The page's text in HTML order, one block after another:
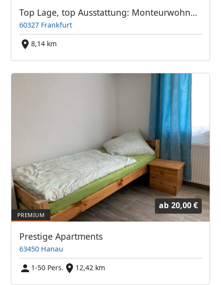
Top Lage, top Ausstattung: Monteurwohnung Frankfurter Bett GmbH
60327 Frankfurt
8,14 km
ab 20,00 €
Prestige Apartments
63450 Hanau
1-50 Pers.
12,42 km